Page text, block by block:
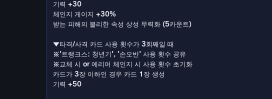
기력 +30
체인지 게이지 +30%
받는 피해의 불리한 속성 상성 무력화 (5카운트)
▼타격/사격 카드 사용 횟수가 3회째일 때
※'트랭크스: 청년기', '손오반' 사용 횟수 공유
※교체 시 or 에리어 체인지 시 사용 횟수 초기화
카드가 3장 이하인 경우 카드 1장 생성
기력 +50